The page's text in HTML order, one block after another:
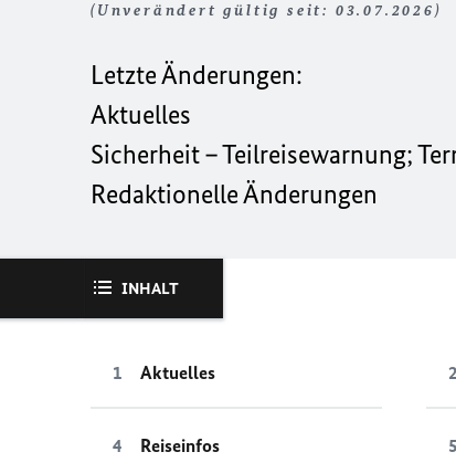
(Unverändert gültig seit: 03.07.2026)
Letzte Änderungen:
Aktuelles
Sicherheit – Teilreisewarnung;
Redaktionelle Änderungen
INHALT
Aktuelles
Reiseinfos